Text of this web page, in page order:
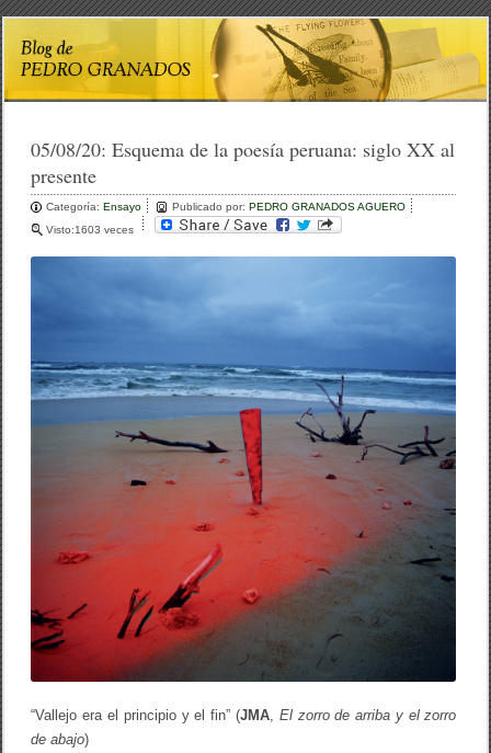
05/08/20:Esquema de la poesía peruana: siglo XX al
presente
Categoría:Ensayo Publicado por:PEDRO GRANADOS AGUERO
Visto:1603 veces
“Vallejo era el principio y el fin” (JMA, El zorro de arriba y el zorro
de abajo)